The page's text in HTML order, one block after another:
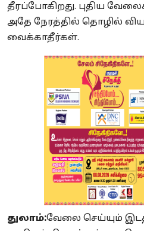
தீரப்போகிறது. புதிய
அதே நேரத்தில் தொழில்
வைக்காதீர்கள்.
துலாம்:வேலை செய்யும்